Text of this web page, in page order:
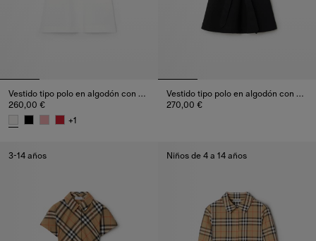
Vestido tipo polo en algodón con detalles Check
260,00 €
+1
Vestido tipo polo en algodón con cuello Check
270,00 €
3-14 años Niños de 4 a 14 años